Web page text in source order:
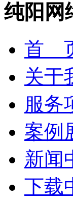
纯阳网
首
关于
服务
案例
新闻
下载